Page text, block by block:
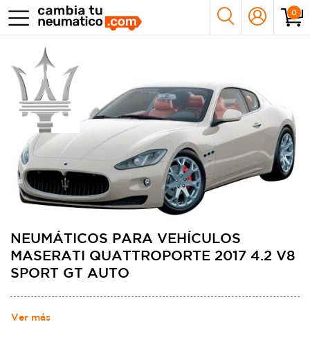
0
NEUMÁTICOS PARA VEHÍCULOS
MASERATI QUATTROPORTE 2017 4.2 V8
SPORT GT AUTO
Ver más